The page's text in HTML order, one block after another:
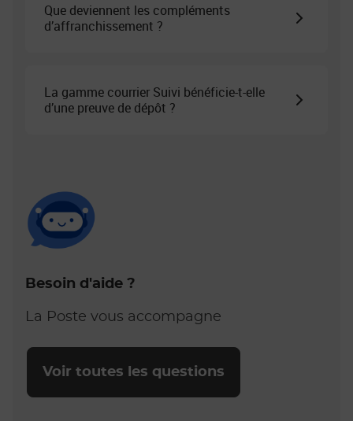
Que deviennent les compléments
d’affranchissement ?
La gamme courrier Suivi bénéficie-t-elle
d’une preuve de dépôt ?
Besoin d'aide ?
La Poste vous accompagne
Voir toutes les questions